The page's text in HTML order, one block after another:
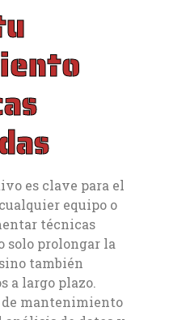
es clave para el
equipo o
técnicas
solo prolongar la
también
a largo plazo.
de mantenimiento